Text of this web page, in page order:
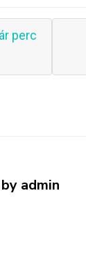
perc
admin